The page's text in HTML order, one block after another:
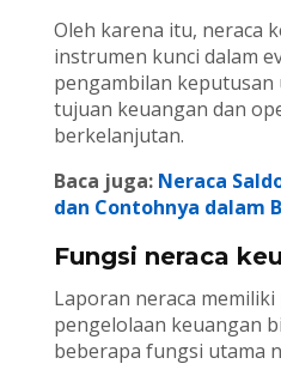
Oleh karena itu, neraca
instrumen kunci dalam
pengambilan keputusan
tujuan keuangan dan
berkelanjutan.
Baca juga: Neraca
dan Contohnya dalam
Fungsi neraca
Laporan neraca
pengelolaan keuangan
beberapa fungsi utama